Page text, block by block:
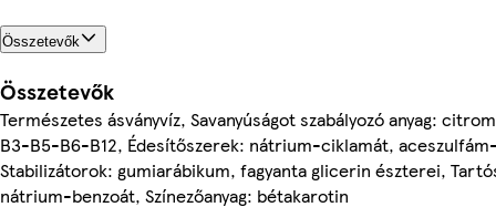
Összetevők
Összetevők
Természetes ásványvíz, Savanyúságot szabályozó anyag:
B3-B5-B6-B12, Édesítőszerek: nátrium-ciklamát,
Stabilizátorok: gumiarábikum, fagyanta glicerin észterei,
nátrium-benzoát, Színezőanyag: bétakarotin